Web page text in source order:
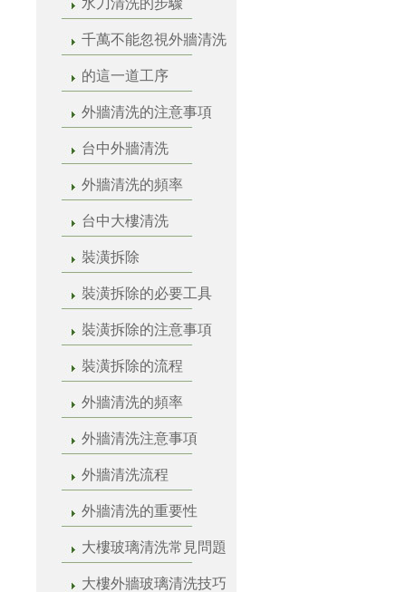
水刀清洗的步驟
千萬不能忽視外牆清洗
的這一道工序
外牆清洗的注意事項
台中外牆清洗
外牆清洗的頻率
台中大樓清洗
裝潢拆除
裝潢拆除的必要工具
裝潢拆除的注意事項
裝潢拆除的流程
外牆清洗的頻率
外牆清洗注意事項
外牆清洗流程
外牆清洗的重要性
大樓玻璃清洗常見問題
大樓外牆玻璃清洗技巧